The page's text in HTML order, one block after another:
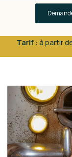
Tarif :à partir